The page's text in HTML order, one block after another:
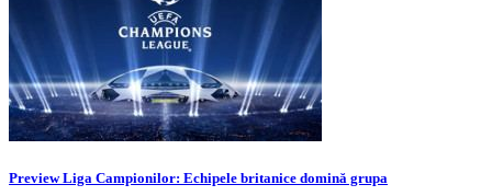
Preview Liga Campionilor: Echipele britanice domină grupa